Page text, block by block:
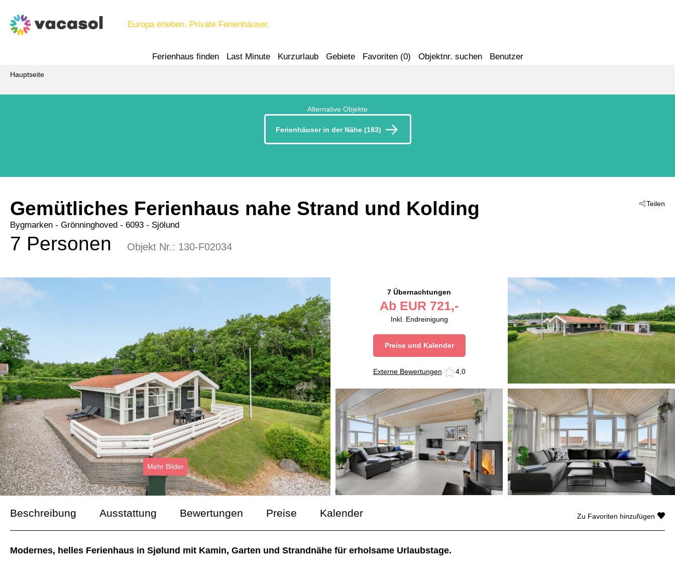
Europa erleben. Private Ferienhäuser.
Ferienhaus finden Last Minute Kurzurlaub Gebiete Favoriten (0) Objektnr. suchen Benutzer
Hauptseite
Alternative Objekte
Ferienhäuser in der Nähe (183)
Teilen
Gemütliches Ferienhaus nahe Strand und Kolding
Bygmarken - Grönninghoved - 6093 - Sjölund
7 Personen Objekt Nr.: 130-F02034
Mehr Bilder
7 Übernachtungen
Ab EUR 721,-
Inkl. Endreinigung
Preise und Kalender
Externe Bewertungen 4,0
Beschreibung Ausstattung Bewertungen Preise Kalender
Modernes, helles Ferienhaus in Sjølund mit Kamin, Garten und Strandnähe für erholsame Urlaubstage.
Zu Favoriten hinzufügen